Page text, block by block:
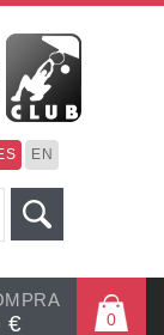
EN
€ 0